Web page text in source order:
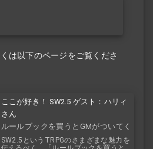
は以下のページをご覧くださ
ここが好き！ SW2.5 ゲスト：ハリィ
さん
ルールブックを買うとGMがついてく
る！？
SW2.5というTRPGのさまざまな魅力を